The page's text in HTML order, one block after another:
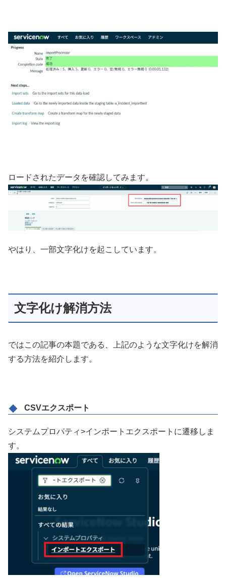
ロードされたデータを確認してみます。
やはり、一部文字化けを起こしています。
文字化け解消方法
ではこの記事の本題である、上記のような文字化けを解消
する方法を紹介します。
CSVエクスポート
システムプロパティ>インポートエクスポートに遷移しま
す。